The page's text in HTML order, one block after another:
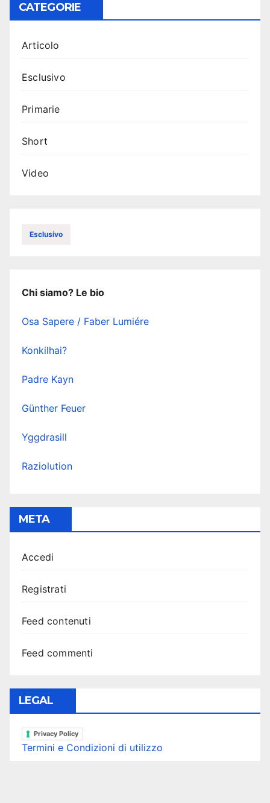
CATEGORIE
Articolo
Esclusivo
Primarie
Short
Video
Esclusivo
Chi siamo? Le bio
Osa Sapere / Faber Lumiére
Konkilhai?
Padre Kayn
Günther Feuer
Yggdrasill
Raziolution
META
Accedi
Registrati
Feed contenuti
Feed commenti
LEGAL
Privacy Policy
Termini e Condizioni di utilizzo